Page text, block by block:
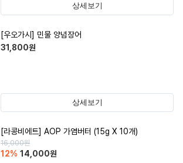
상세보기
[우오가시] 민물 양념장어
31,800원
상세보기
[라콩비에트] AOP 가염버터 (15g X 10개)
16,000원
12% 14,000원